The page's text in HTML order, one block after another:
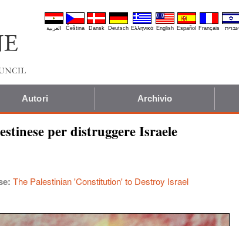
العربية Čeština Dansk Deutsch Ελληνικά English Español Français עברית
Autori Archivio
per distruggere Israele
The Palestinian 'Constitution' to Destroy Israel